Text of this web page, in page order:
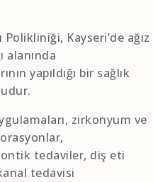
Polikliniği, Kayseri’de ağız
alanında
yapıldığı bir sağlık
zirkonyum ve
tedaviler, diş eti
tedavisi